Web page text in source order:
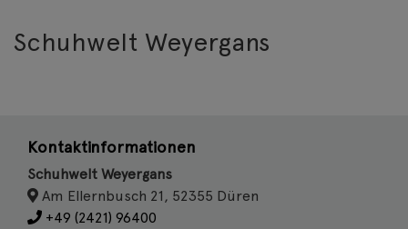
Schuhwelt Weyergans
Kontaktinformationen
Schuhwelt Weyergans
Am Ellernbusch 21, 52355 Düren
+49 (2421) 96400